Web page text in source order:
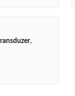
,